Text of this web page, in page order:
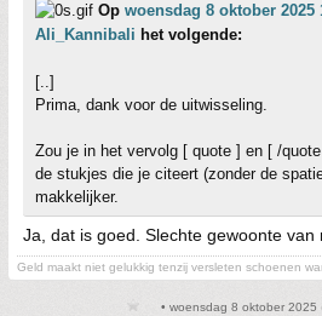
Op woensdag 8 oktober 2025
Ali_Kannibali het volgende:
[..]
Prima, dank voor de uitwisseling.
Zou je in het vervolg [ quote ] en [ /
de stukjes die je citeert (zonder de
makkelijker.
Ja, dat is goed. Slechte gewoonte van
Geld maakt niet gelukkig tenzij versleten schoenen
• woensdag 8 oktober 2025